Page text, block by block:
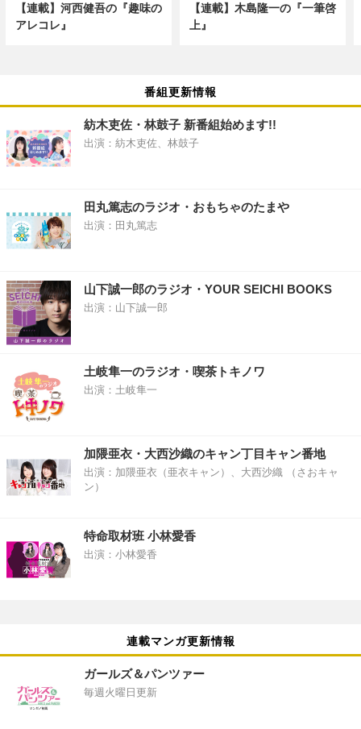
【連載】河西健吾の『趣味の
アレコレ』
【連載】木島隆一の『一筆啓
上』
番組更新情報
紡木吏佐・林鼓子 新番組始めます!!
出演：紡木吏佐、林鼓子
田丸篤志のラジオ・おもちゃのたまや
出演：田丸篤志
山下誠一郎のラジオ・YOUR SEICHI BOOKS
出演：山下誠一郎
土岐隼一のラジオ・喫茶トキノワ
出演：土岐隼一
加隈亜衣・大西沙織のキャン丁目キャン番地
出演：加隈亜衣（亜衣キャン）、大西沙織 （さおキャ
ン）
特命取材班 小林愛香
出演：小林愛香
連載マンガ更新情報
ガールズ＆パンツァー
毎週火曜日更新